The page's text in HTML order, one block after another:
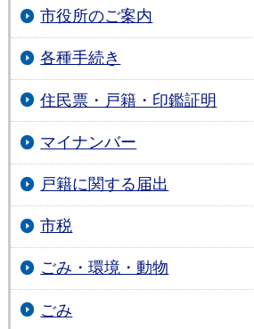
市役所のご案内
各種手続き
住民票・戸籍・印鑑証明
マイナンバー
戸籍に関する届出
市税
ごみ・環境・動物
ごみ